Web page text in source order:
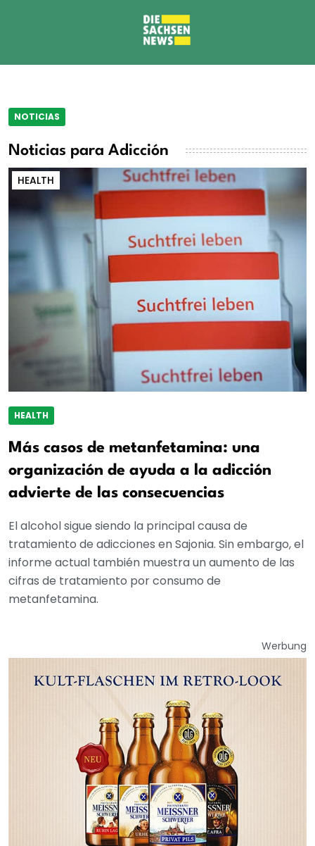
NOTICIAS
Noticias para Adicción
HEALTH
HEALTH
Más casos de metanfetamina: una
organización de ayuda a la adicción
advierte de las consecuencias
El alcohol sigue siendo la principal causa de
tratamiento de adicciones en Sajonia. Sin embargo, el
informe actual también muestra un aumento de las
cifras de tratamiento por consumo de
metanfetamina.
Werbung